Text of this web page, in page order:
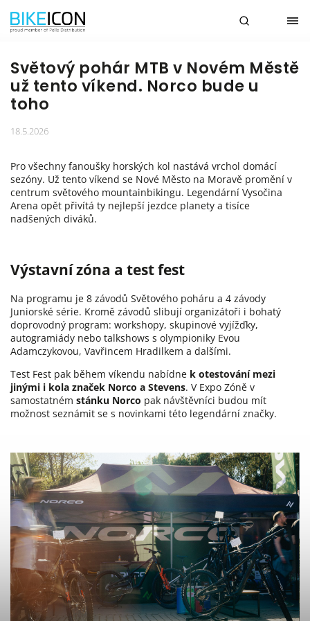
Světový pohár MTB v Novém Městě
už tento víkend. Norco bude u
toho
18.5.2026
Pro všechny fanoušky horských kol nastává vrchol domácí
sezóny. Už tento víkend se Nové Město na Moravě promění v
centrum světového mountainbikingu. Legendární Vysočina
Arena opět přivítá ty nejlepší jezdce planety a tisíce
nadšených diváků.
Výstavní zóna a test fest
Na programu je 8 závodů Světového poháru a 4 závody
Juniorské série. Kromě závodů slibují organizátoři i bohatý
doprovodný program: workshopy, skupinové vyjížďky,
autogramiády nebo talkshows s olympioniky Evou
Adamczykovou, Vavřincem Hradilkem a dalšími.
Test Fest pak během víkendu nabídne k otestování mezi
jinými i kola značek Norco a Stevens. V Expo Zóně v
samostatném stánku Norco pak návštěvníci budou mít
možnost seznámit se s novinkami této legendární značky.